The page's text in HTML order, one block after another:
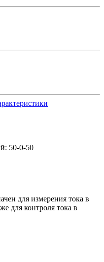
50-0-50
для измерения тока в
для контроля тока в